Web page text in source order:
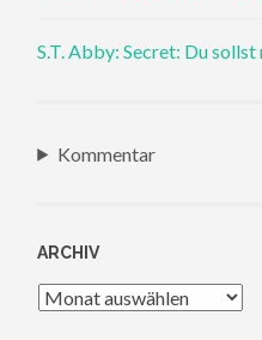
S.T. Abby: Secret: Du
Kommentar
ARCHIV
Archiv